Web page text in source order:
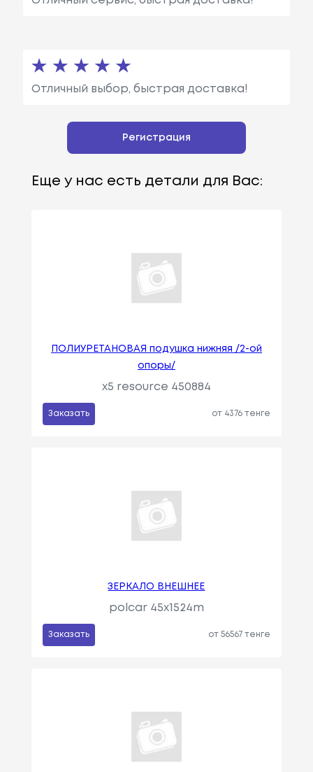
Отличный выбор, быстрая доставка!
Регистрация
Еще у нас есть детали для Вас:
ПОЛИУРЕТАНОВАЯ подушка нижняя /2-ой
опоры/
x5 resource 450884
Заказать от 4376 тенге
ЗЕРКАЛО ВНЕШНЕЕ
polcar 45x1524m
Заказать от 56567 тенге